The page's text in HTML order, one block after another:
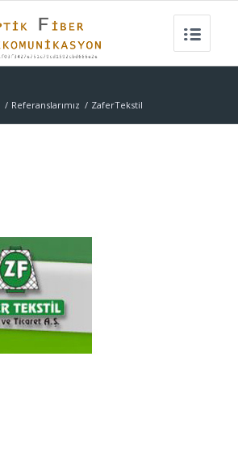
/ Referanslarımız / ZaferTekstil